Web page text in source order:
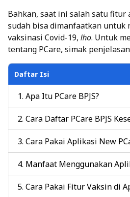
Bahkan, saat ini salah satu fitur
sudah bisa dimanfaatkan untuk
vaksinasi Covid-19, lho. Untuk
tentang PCare, simak
Daftar Isi
Apa Itu PCare BPJS?
Cara Daftar PCare BPJS
Cara Pakai Aplikasi New
Manfaat Menggunakan
Cara Pakai Fitur Vaksin di